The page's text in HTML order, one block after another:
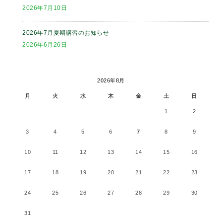
2026年7月10日
2026年7月夏期講習のお知らせ
2026年6月26日
2026年8月
月 火 水 木 金 土 日
1 2
3 4 5 6 7 8 9
10 11 12 13 14 15 16
17 18 19 20 21 22 23
24 25 26 27 28 29 30
31